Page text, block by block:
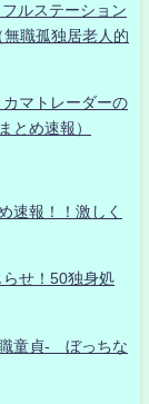
ルステーション
職孤独居老人的
マトレーダーの
とめ速報）
速報！！激しく
せ！50独身処
童貞- ぼっちな